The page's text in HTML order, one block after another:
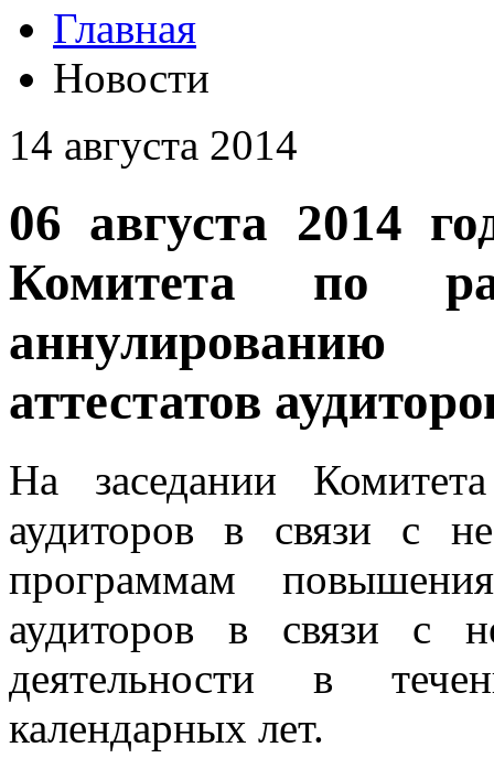
Главная
Новости
14 августа 2014
06 августа 2014
Комитета по
аттестатов
На заседании
аудиторов в связи с
программам
аудиторов в связи с
деятельности в
календарных лет.